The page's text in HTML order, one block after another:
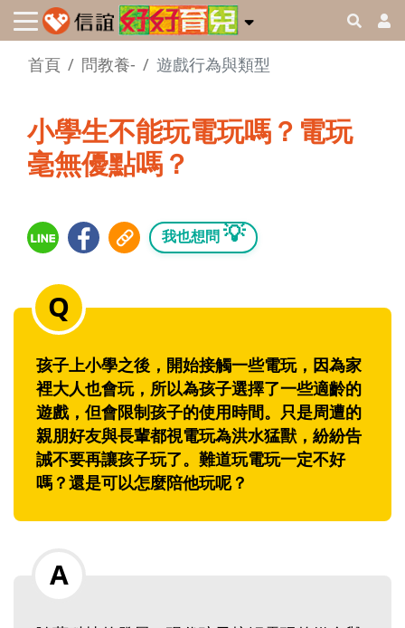
首頁 問教養- 遊戲行為與類型
小學生不能玩電玩嗎？電玩
毫無優點嗎？
我也想問 💡
孩子上小學之後，開始接觸一些電玩，因為家
裡大人也會玩，所以為孩子選擇了一些適齡的
遊戲，但會限制孩子的使用時間。只是周遭的
親朋好友與長輩都視電玩為洪水猛獸，紛紛告
誡不要再讓孩子玩了。難道玩電玩一定不好
嗎？還是可以怎麼陪他玩呢？